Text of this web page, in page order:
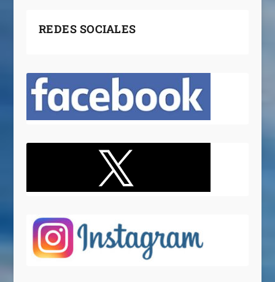
REDES SOCIALES